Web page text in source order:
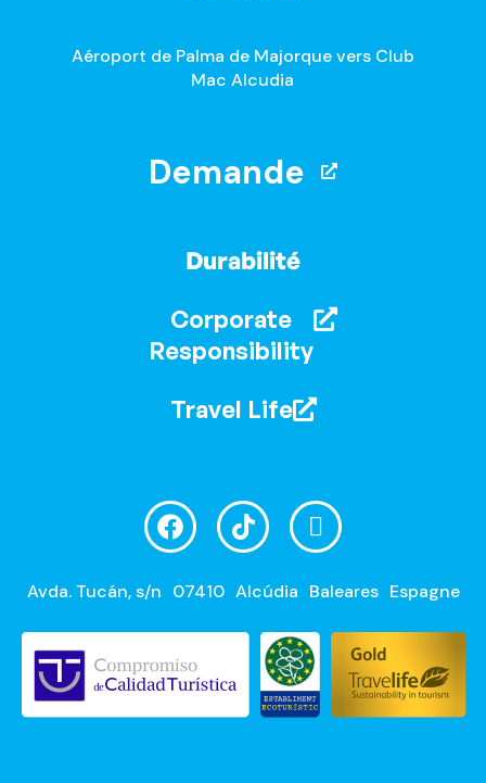
Aéroport de Palma de Majorque vers Club
Mac Alcudia
Demande
Durabilité
Corporate
Responsibility
Travel Life
Avda. Tucán, s/n 07410 Alcúdia Baleares Espagne